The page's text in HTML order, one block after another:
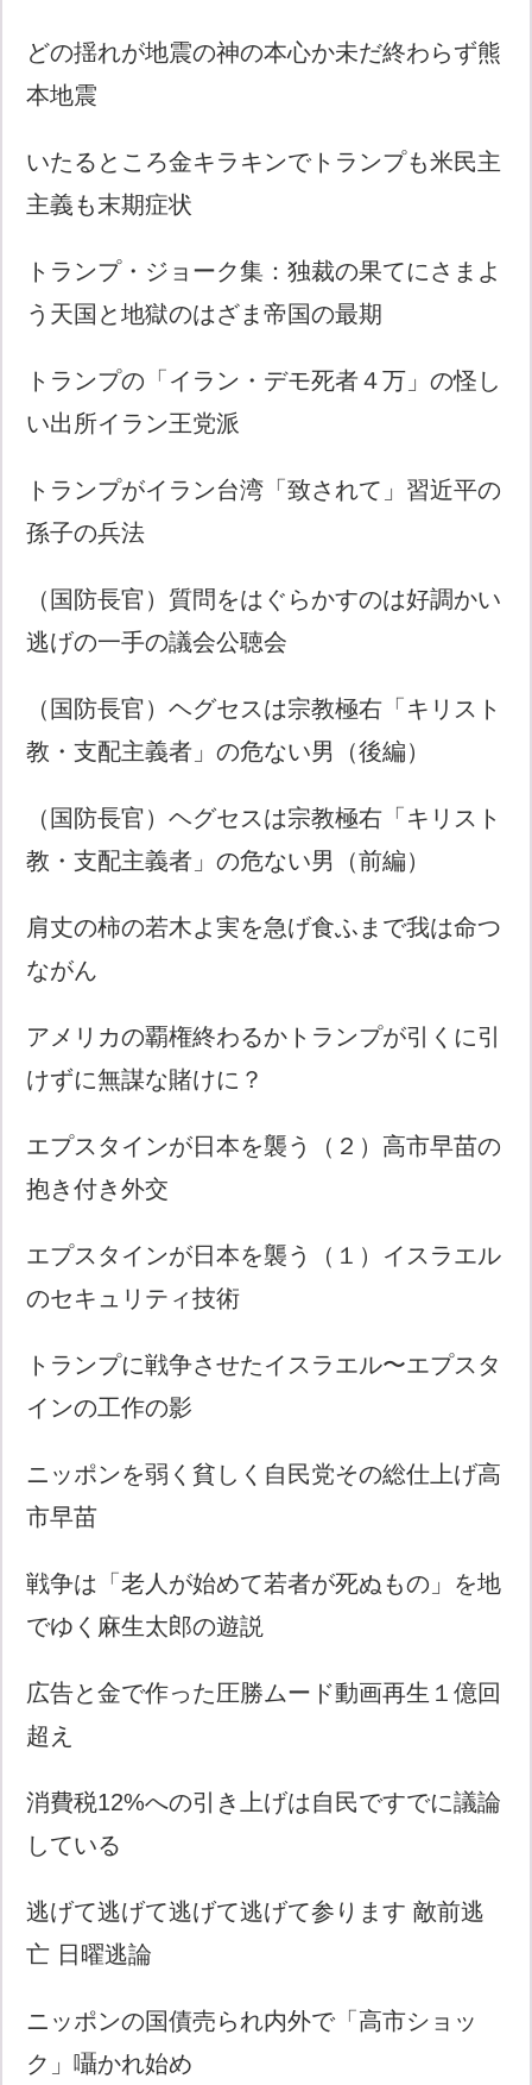
どの揺れが地震の神の本心か未だ終わらず熊
本地震
いたるところ金キラキンでトランプも米民主
主義も末期症状
トランプ・ジョーク集：独裁の果てにさまよ
う天国と地獄のはざま帝国の最期
トランプの「イラン・デモ死者４万」の怪し
い出所イラン王党派
トランプがイラン台湾「致されて」習近平の
孫子の兵法
（国防長官）質問をはぐらかすのは好調かい
逃げの一手の議会公聴会
（国防長官）ヘグセスは宗教極右「キリスト
教・支配主義者」の危ない男（後編）
（国防長官）ヘグセスは宗教極右「キリスト
教・支配主義者」の危ない男（前編）
肩丈の柿の若木よ実を急げ食ふまで我は命つ
ながん
アメリカの覇権終わるかトランプが引くに引
けずに無謀な賭けに？
エプスタインが日本を襲う（２）高市早苗の
抱き付き外交
エプスタインが日本を襲う（１）イスラエル
のセキュリティ技術
トランプに戦争させたイスラエル〜エプスタ
インの工作の影
ニッポンを弱く貧しく自民党その総仕上げ高
市早苗
戦争は「老人が始めて若者が死ぬもの」を地
でゆく麻生太郎の遊説
広告と金で作った圧勝ムード動画再生１億回
超え
消費税12%への引き上げは自民ですでに議論
している
逃げて逃げて逃げて逃げて参ります 敵前逃
亡 日曜逃論
ニッポンの国債売られ内外で「高市ショッ
ク」囁かれ始め